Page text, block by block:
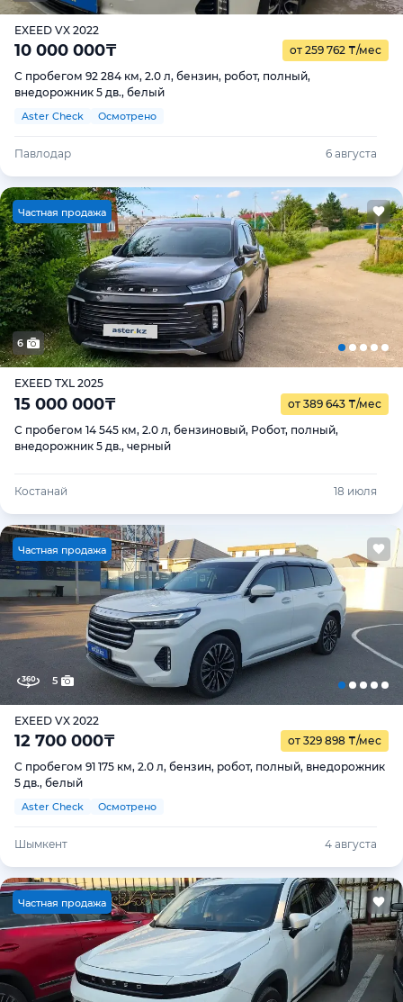
EXEED VX 2022
10 000 000₸ от 259 762 ₸/мес
С пробегом 92 284 км, 2.0 л, бензин, робот, полный,
внедорожник 5 дв., белый
Aster Check Осмотрено
Павлодар 6 августа
Частная продажа
6
EXEED TXL 2025
15 000 000₸ от 389 643 ₸/мес
С пробегом 14 545 км, 2.0 л, бензиновый, Робот, полный,
внедорожник 5 дв., черный
Костанай 18 июля
Частная продажа
5
EXEED VX 2022
12 700 000₸ от 329 898 ₸/мес
С пробегом 91 175 км, 2.0 л, бензин, робот, полный, внедорожник
5 дв., белый
Aster Check Осмотрено
Шымкент 4 августа
Частная продажа